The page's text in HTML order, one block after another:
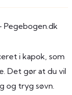
i kapok, som
Det gør at du vil
og tryg søvn.